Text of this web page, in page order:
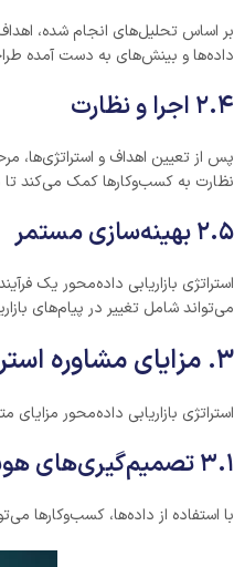
داده‌ها و بینش‌های به دست آمده
۲.۴ اجرا و نظارت
پس از تعیین اهداف و استراتژی‌ها،
نظارت به کسب‌وکارها کمک می‌کند تا
۲.۵ بهینه‌سازی مستمر
استراتژی بازاریابی داده‌محور یک
می‌تواند شامل تغییر در پیام‌های
۳. مزایای مشاوره استراتژی بازاریابی داده‌محور
استراتژی بازاریابی داده‌محور
۳.۱ تصمیم‌گیری‌های هوشمندانه
با استفاده از داده‌ها، کسب‌وکارها